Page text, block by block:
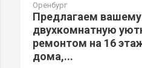
Оренбург
Предлагаем
двухкомнатную
ремонтом на 16
дома,...